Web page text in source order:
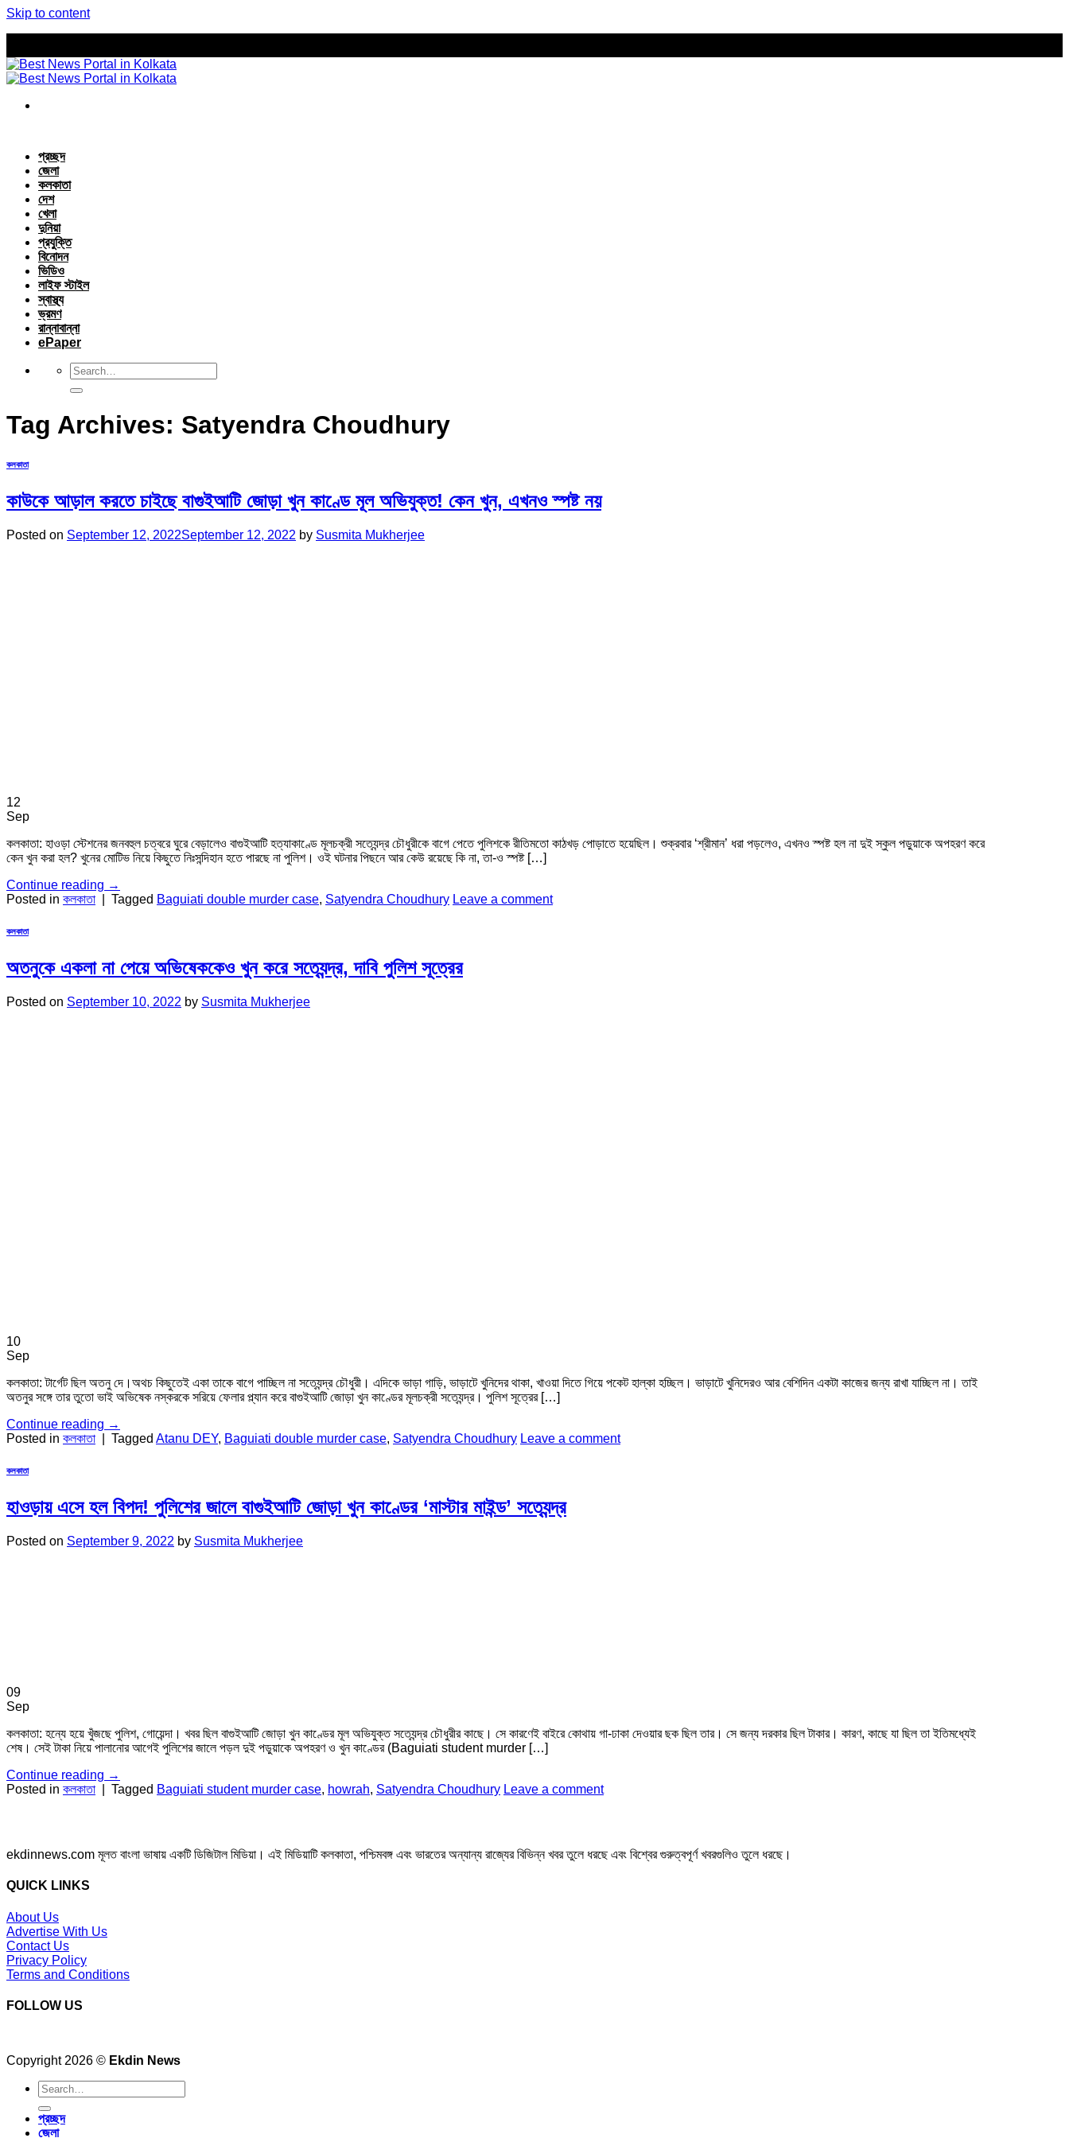
Skip to content
প্রচ্ছদ
জেলা
কলকাতা
দেশ
খেলা
দুনিয়া
প্রযুক্তি
বিনোদন
ভিডিও
লাইফ স্টাইল
স্বাস্থ্য
ভ্রমণ
রান্নাবান্না
ePaper
Tag Archives: Satyendra Choudhury
কলকাতা
কাউকে আড়াল করতে চাইছে বাগুইআটি জোড়া খুন কাণ্ডে মূল অভিযুক্ত! কেন খুন, এখনও স্পষ্ট নয়
Posted on September 12, 2022September 12, 2022 by Susmita Mukherjee
12
Sep
কলকাতা: হাওড়া স্টেশনের জনবহুল চত্বরে ঘুরে বেড়ালেও বাগুইআটি হত্যাকাণ্ডে মূলচক্রী সত্যেন্দ্র চৌধুরীকে বাগে পেতে পুলিশকে রীতিমতো কাঠখড় পোড়াতে হয়েছিল। শুক্রবার ‘শ্রীমান’ ধরা পড়লেও, এখনও স্পষ্ট হল না দুই স্কুল পড়ুয়াকে অপহরণ করে
কেন খুন করা হল? খুনের মোটিভ নিয়ে কিছুতে নিঃসন্দিহান হতে পারছে না পুলিশ। ওই ঘটনার পিছনে আর কেউ রয়েছে কি না, তা-ও স্পষ্ট […]
Continue reading →
Posted in কলকাতা Tagged Baguiati double murder case, Satyendra Choudhury Leave a comment
কলকাতা
অতনুকে একলা না পেয়ে অভিষেককেও খুন করে সত্যেন্দ্র, দাবি পুলিশ সূত্রের
Posted on September 10, 2022 by Susmita Mukherjee
10
Sep
কলকাতা: টার্গেট ছিল অতনু দে।অথচ কিছুতেই একা তাকে বাগে পাচ্ছিল না সত্যেন্দ্র চৌধুরী। এদিকে ভাড়া গাড়ি, ভাড়াটে খুনিদের থাকা, খাওয়া দিতে গিয়ে পকেট হাল্কা হচ্ছিল। ভাড়াটে খুনিদেরও আর বেশিদিন একটা কাজের জন্য রাখা যাচ্ছিল না। তাই
অতনুর সঙ্গে তার তুতো ভাই অভিষেক নস্করকে সরিয়ে ফেলার প্ল্যান করে বাগুইআটি জোড়া খুন কাণ্ডের মূলচক্রী সত্যেন্দ্র। পুলিশ সূত্রের […]
Continue reading →
Posted in কলকাতা Tagged Atanu DEY, Baguiati double murder case, Satyendra Choudhury Leave a comment
কলকাতা
হাওড়ায় এসে হল বিপদ! পুলিশের জালে বাগুইআটি জোড়া খুন কাণ্ডের ‘মাস্টার মাইন্ড’ সত্যেন্দ্র
Posted on September 9, 2022 by Susmita Mukherjee
09
Sep
কলকাতা: হন্যে হয়ে খুঁজছে পুলিশ, গোয়েন্দা। খবর ছিল বাগুইআটি জোড়া খুন কাণ্ডের মূল অভিযুক্ত সত্যেন্দ্র চৌধুরীর কাছে। সে কারণেই বাইরে কোথায় গা-ঢাকা দেওয়ার ছক ছিল তার। সে জন্য দরকার ছিল টাকার। কারণ, কাছে যা ছিল তা ইতিমধ্যেই
শেষ। সেই টাকা নিয়ে পালানোর আগেই পুলিশের জালে পড়ল দুই পড়ুয়াকে অপহরণ ও খুন কাণ্ডের (Baguiati student murder […]
Continue reading →
Posted in কলকাতা Tagged Baguiati student murder case, howrah, Satyendra Choudhury Leave a comment
ekdinnews.com মূলত বাংলা ভাষায় একটি ডিজিটাল মিডিয়া। এই মিডিয়াটি কলকাতা, পশ্চিমবঙ্গ এবং ভারতের অন্যান্য রাজ্যের বিভিন্ন খবর তুলে ধরছে এবং বিশ্বের গুরুত্বপূর্ণ খবরগুলিও তুলে ধরছে।
QUICK LINKS
About Us
Advertise With Us
Contact Us
Privacy Policy
Terms and Conditions
FOLLOW US
Copyright 2026 © Ekdin News
প্রচ্ছদ
জেলা